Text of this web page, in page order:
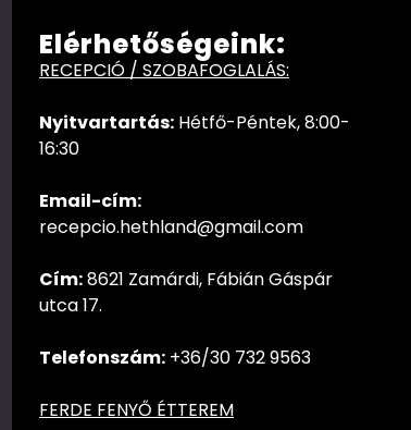
Elérhetőségeink:
RECEPCIÓ / SZOBAFOGLALÁS:
Nyitvartartás: Hétfő-Péntek, 8:00-
16:30
Email-cím:
recepcio.hethland@gmail.com
Cím:8621 Zamárdi, Fábián Gáspár
utca 17.
Telefonszám: +36/30 732 9563
FERDE FENYŐ ÉTTEREM